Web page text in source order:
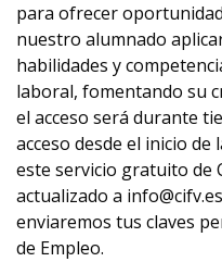
para ofrecer
nuestro alumnado
habilidades y
laboral, fomentando su
el acceso será durante
acceso desde el inicio
este servicio gratuito de
actualizado a
enviaremos tus claves
de Empleo.